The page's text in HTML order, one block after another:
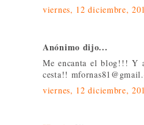
viernes, 12 diciembre,
Anónimo dijo...
Me encanta el blog!!! Y
cesta!!
viernes, 12 diciembre,